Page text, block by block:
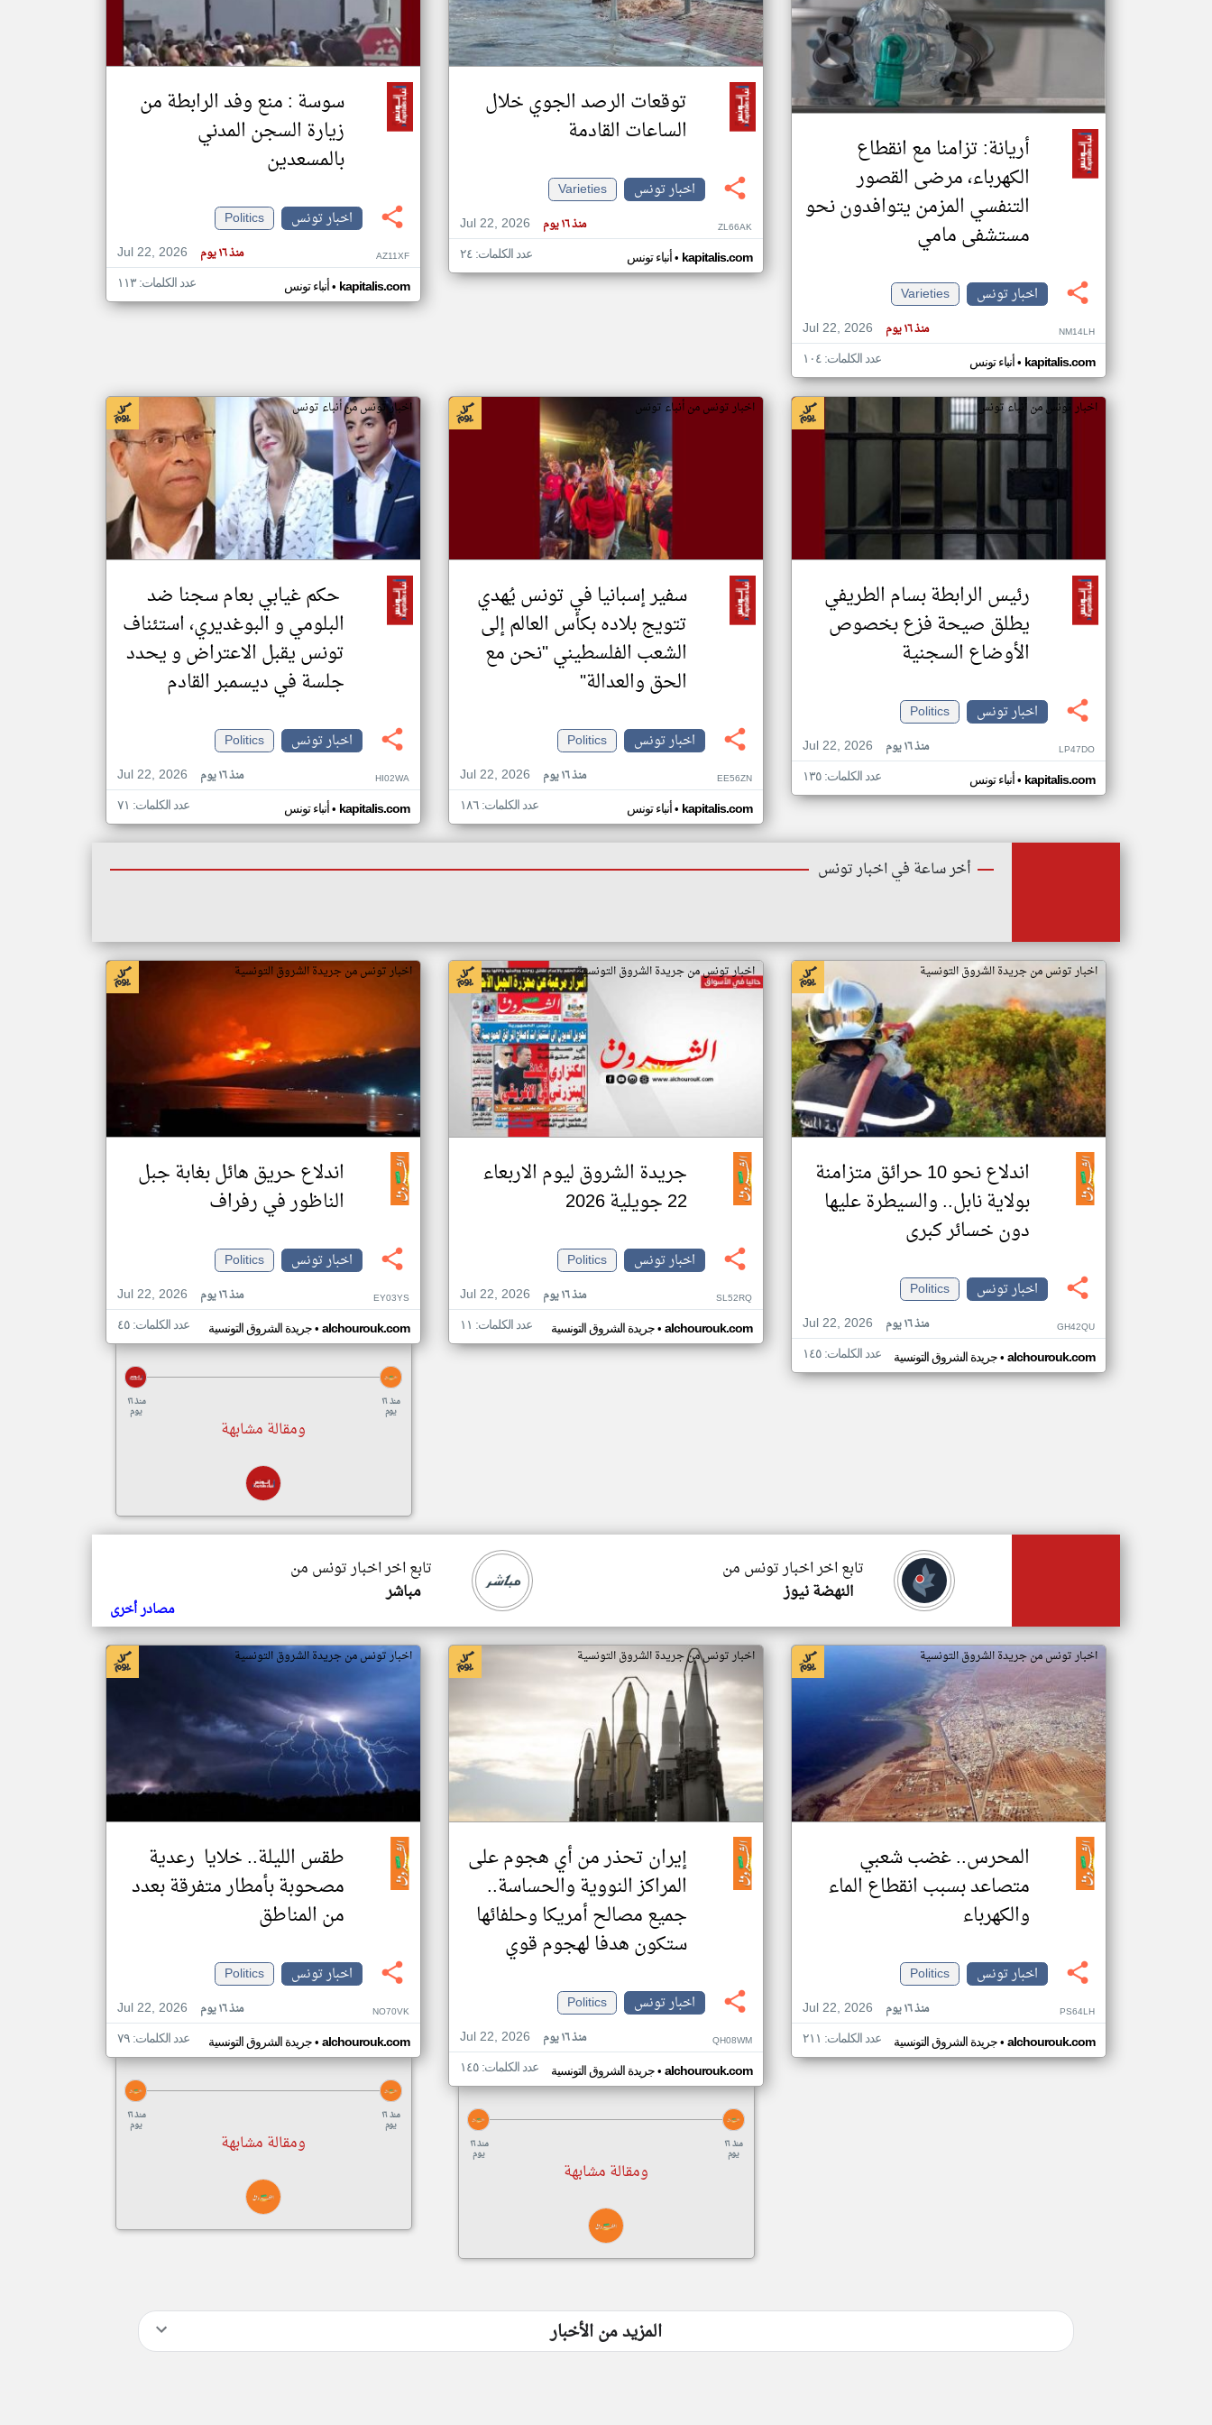
تغيير الدولة
مصادر الأخبار من تونس
اخبار تونس على مدار الساعة
أهم اخبار تونس العاجلة والمباشرة
أريانة: تزامنا مع انقطاع
الكهرباء، مرضى القصور
التنفسي المزمن يتوافدون نحو
مستشفى مامي
اخبار تونس
Varieties
Jul 22, 2026
منذ ١٦ يوم NM14LH
أنباء تونس• kapitalis.com عدد الكلمات: ١٠٤
توقعات الرصد الجوي خلال
الساعات القادمة
اخبار تونس
Varieties
Jul 22, 2026
منذ ١٦ يوم ZL66AK
أنباء تونس• kapitalis.com عدد الكلمات: ٢٤
سوسة : منع وفد الرابطة من
زيارة السجن المدني
بالمسعدين
اخبار تونس
Politics
Jul 22, 2026
منذ ١٦ يوم AZ11XF
أنباء تونس• kapitalis.com عدد الكلمات: ١١٣
اخبار تونس من أنباء تونس
رئيس الرابطة بسام الطريفي
يطلق صيحة فزع بخصوص
الأوضاع السجنية
اخبار تونس
Politics
Jul 22, 2026
منذ ١٦ يوم LP47DO
أنباء تونس• kapitalis.com عدد الكلمات: ١٣٥
اخبار تونس من أنباء تونس
سفير إسبانيا في تونس يُهدي
تتويج بلاده بكأس العالم إلى
الشعب الفلسطيني "نحن مع
الحق والعدالة"
اخبار تونس
Politics
Jul 22, 2026
منذ ١٦ يوم EE56ZN
أنباء تونس• kapitalis.com عدد الكلمات: ١٨٦
اخبار تونس من أنباء تونس
حكم غيابي بعام سجنا ضد
البلومي و البوغديري، استئناف
تونس يقبل الاعتراض و يحدد
جلسة في ديسمبر القادم
اخبار تونس
Politics
Jul 22, 2026
منذ ١٦ يوم HI02WA
أنباء تونس• kapitalis.com عدد الكلمات: ٧١
أخر ساعة في اخبار تونس
اخبار تونس من جريدة الشروق التونسية
اندلاع نحو 10 حرائق متزامنة
بولاية نابل.. والسيطرة عليها
دون خسائر كبرى
اخبار تونس
Politics
Jul 22, 2026
منذ ١٦ يوم GH42QU
جريدة الشروق التونسية• alchourouk.com عدد الكلمات: ١٤٥
اخبار تونس من جريدة الشروق التونسية
جريدة الشروق ليوم الاربعاء
22 جويلية 2026
اخبار تونس
Politics
Jul 22, 2026
منذ ١٦ يوم SL52RQ
جريدة الشروق التونسية• alchourouk.com عدد الكلمات: ١١
اخبار تونس من جريدة الشروق التونسية
اندلاع حريق هائل بغابة جبل
الناظور في رفراف
اخبار تونس
Politics
Jul 22, 2026
منذ ١٦ يوم EY03YS
جريدة الشروق التونسية• alchourouk.com عدد الكلمات: ٤٥
منذ ١٦
يوم
منذ ١٦
يوم
ومقالة مشابهة
تابع اخر اخبار تونس من
مباشر
تابع اخر اخبار تونس من
النهضة نيوز
مصادر أخرى
اخبار تونس من جريدة الشروق التونسية
المحرس.. غضب شعبي
متصاعد بسبب انقطاع الماء
والكهرباء
اخبار تونس
Politics
Jul 22, 2026
منذ ١٦ يوم PS64LH
جريدة الشروق التونسية• alchourouk.com عدد الكلمات: ٢١١
اخبار تونس من جريدة الشروق التونسية
إيران تحذر من أي هجوم على
المراكز النووية والحساسة..
جميع مصالح أمريكا وحلفائها
ستكون هدفا لهجوم قوي
اخبار تونس
Politics
Jul 22, 2026
منذ ١٦ يوم QH08WM
جريدة الشروق التونسية• alchourouk.com عدد الكلمات: ١٤٥
منذ ١٦
يوم
منذ ١٦
يوم
ومقالة مشابهة
اخبار تونس من جريدة الشروق التونسية
طقس الليلة.. خلايا رعدية
مصحوبة بأمطار متفرقة بعدد
من المناطق
اخبار تونس
Politics
Jul 22, 2026
منذ ١٦ يوم NO70VK
جريدة الشروق التونسية• alchourouk.com عدد الكلمات: ٧٩
منذ ١٦
يوم
منذ ١٦
يوم
ومقالة مشابهة
المزيد من الأخبار
klyoum.com